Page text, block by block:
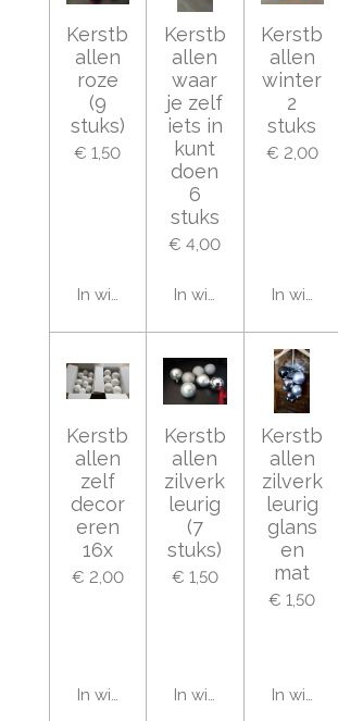
Kerstb
allen
roze
(9
stuks)
€ 1,50
In winkelwagen
Kerstb
allen
waar
je zelf
iets in
kunt
doen
6
stuks
€ 4,00
In winkelwagen
Kerstb
allen
winter
2
stuks
€ 2,00
In
Kerstb
allen
zelf
decor
eren
16x
€ 2,00
In winkelwagen
Kerstb
allen
zilverk
leurig
(7
stuks)
€ 1,50
In winkelwagen
Kerstb
allen
zilverk
leurig
glans
en
mat
€ 1,50
In